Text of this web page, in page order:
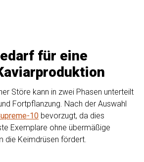
für eine
Störe kann in zwei Phasen unterteilt
Fortpflanzung. Nach der Auswahl
10 bevorzugt, da dies
Exemplare ohne übermäßige
die Keimdrüsen fördert.